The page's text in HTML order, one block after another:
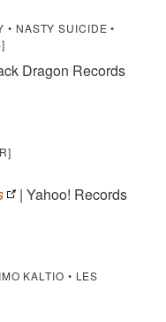
• NASTY SUICIDE •
Dragon Records
| Yahoo! Records
KALTIO • LES